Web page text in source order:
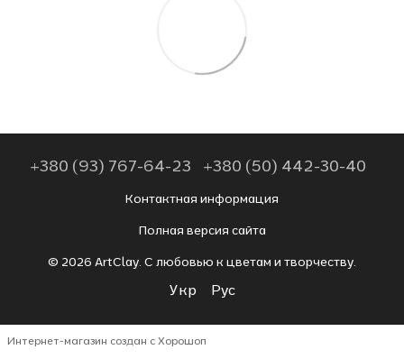
+380 (93) 767-64-23 +380 (50) 442-30-40
Контактная информация
Полная версия сайта
© 2026 ArtClay. С любовью к цветам и творчеству.
Укр Рус
Интернет-магазин создан с Хорошоп